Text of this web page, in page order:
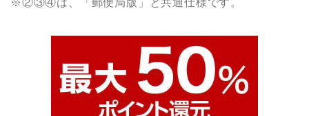
※②③④は、「郵便局版」と共通仕様です。